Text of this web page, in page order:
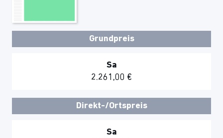
Grundpreis
Sa
2.261,00 €
Direkt-/Ortspreis
Sa